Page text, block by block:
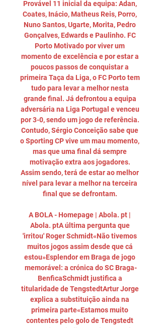
Provável 11 inicial da equipa: Adan,
Coates, Inácio, Matheus Reis, Porro,
Nuno Santos, Ugarte, Morita, Pedro
Gonçalves, Edwards e Paulinho. FC
Porto Motivado por viver um
momento de excelência e por estar a
poucos passos de conquistar a
primeira Taça da Liga, o FC Porto tem
tudo para levar a melhor nesta
grande final. Já defrontou a equipa
adversária na Liga Portugal e venceu
por 3-0, sendo um jogo de referência.
Contudo, Sérgio Conceição sabe que
o Sporting CP vive um mau momento,
mas que uma final dá sempre
motivação extra aos jogadores.
Assim sendo, terá de estar ao melhor
nível para levar a melhor na terceira
final que se defrontam.
A BOLA - Homepage | Abola. pt |
Abola. ptA última pergunta que
'irritou' Roger Schmidt«Não tivemos
muitos jogos assim desde que cá
estou»Esplendor em Braga de jogo
memorável: a crónica do SC Braga-
BenficaSchmidt justifica a
titularidade de TengstedtArtur Jorge
explica a substituição ainda na
primeira parte«Estamos muito
contentes pelo golo de Tengstedt